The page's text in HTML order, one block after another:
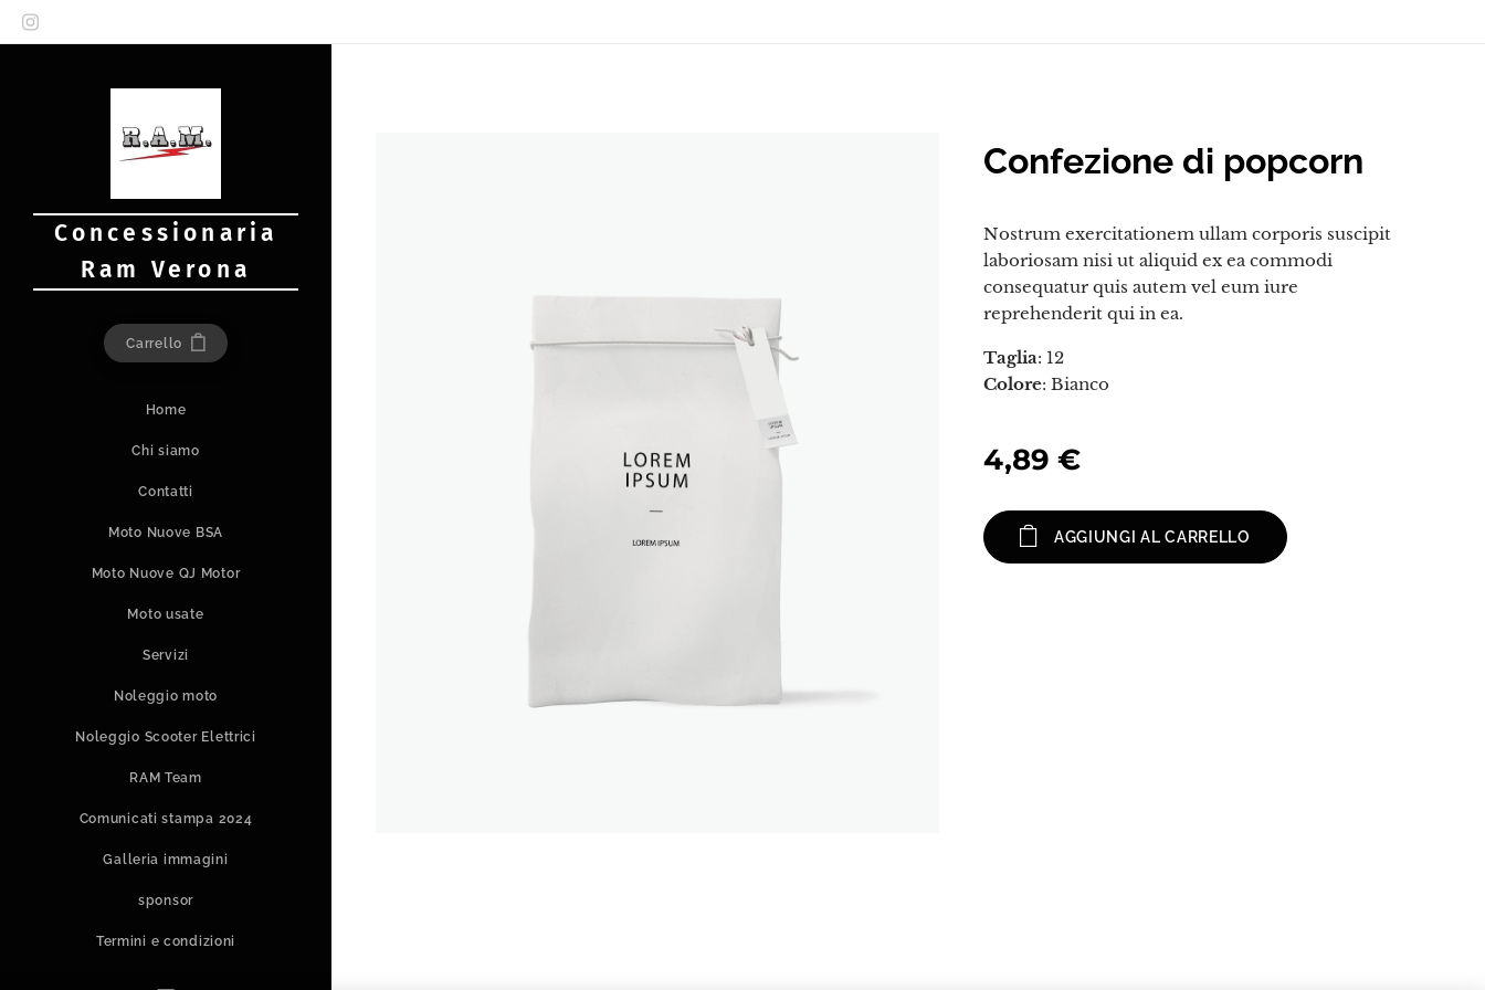
Concessionaria
Ram Verona
Carrello
Home
Chi siamo
Contatti
Moto Nuove BSA
Moto Nuove QJ Motor
Moto usate
Servizi
Noleggio moto
Noleggio Scooter Elettrici
RAM Team
Comunicati stampa 2024
Galleria immagini
sponsor
Termini e condizioni
Confezione di popcorn
Nostrum exercitationem ullam corporis suscipit
laboriosam nisi ut aliquid ex ea commodi
consequatur quis autem vel eum iure
reprehenderit qui in ea.
Taglia: 12
Colore: Bianco
4,89 €
AGGIUNGI AL CARRELLO